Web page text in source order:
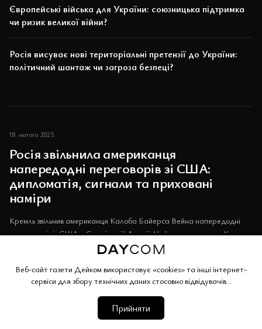
Веб-сайт газети Дейком використовує «cookies» та інші інтернет-
сервіси для збору технічних даних стосовно відвідувачів...
Прийняти
Європейські війська для України: союзницька підтримка
чи ризик великої війни?
Росія висуває нові територіальні претензії до України:
політичний шантаж чи загроза безпеці?
18 лютого 2025
Росія звільнила американця
напередодні переговорів зі США:
дипломатія, сигнали та приховані
наміри
Кремль звільнив американця Калоба Байерса Вейна напередодні
переговорів із США у Саудівській Аравії. Цей крок, як заявив Кремль,
слід розглядати у контексті спроб нормалізувати відносини між